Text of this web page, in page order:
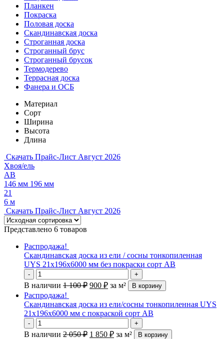
Планкен
Покраска
Половая доска
Скандинавская доска
Строганная доска
Строганный брус
Строганный брусок
Термодерево
Террасная доска
Фанера и ОСБ
Материал
Сорт
Ширина
Высота
Длина
Скачать Прайс-Лист Август 2026
Хвоя/ель
АВ
146 мм 196 мм
21
6 м
Скачать Прайс-Лист Август 2026
Представлено 6 товаров
Распродажа!
Скандинавская доска из ели / сосны тонкопиленная
UYS 21х196х6000 мм без покраски сорт АВ
- +
В наличии 1 100₽ 900 ₽ за м² В корзину
Распродажа!
Скандинавская доска из ели/сосны тонкопиленная UYS
21х196х6000 мм с покраской сорт АВ
- +
В наличии 2 050₽ 1 850 ₽ за м² В корзину